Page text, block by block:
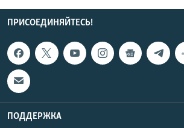
ПРИСОЕДИНЯЙТЕСЬ!
ПОДДЕРЖКА